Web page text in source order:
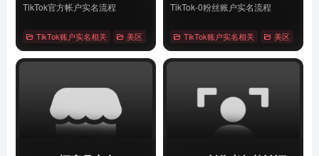
TikTok官方帐户实名流程
TikTok账户实名相关 美区 # Tiktok # 账户0粉实名 # 账户实名
详情
TikTok-0粉丝账户实名流程
TikTok账户实名相关 美区
详情